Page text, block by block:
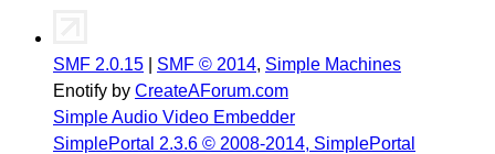
SMF 2.0.15 SMF © 2014, Simple Machines
Enotify by CreateAForum.com
Simple Audio Video Embedder
SimplePortal 2.3.6 © 2008-2014, SimplePortal